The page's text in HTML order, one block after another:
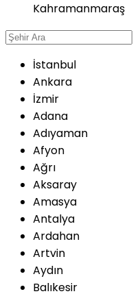
Kahramanmaraş
İstanbul
Ankara
İzmir
Adana
Adıyaman
Afyon
Ağrı
Aksaray
Amasya
Antalya
Ardahan
Artvin
Aydın
Balıkesir